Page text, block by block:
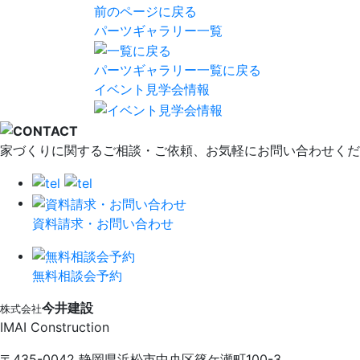
前のページに戻る
パーツギャラリー一覧
パーツギャラリー一覧に戻る
イベント見学会情報
家づくりに関するご相談・ご依頼、お気軽にお問い合わせく
資料請求・お問い合わせ
無料相談会予約
株式会社今井建設
IMAI Construction